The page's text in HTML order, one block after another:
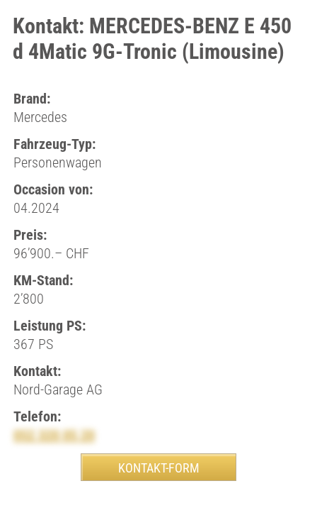
Kontakt: MERCEDES-BENZ E 450
d 4Matic 9G-Tronic (Limousine)
Brand:
Mercedes
Fahrzeug-Typ:
Personenwagen
Occasion von:
04.2024
Preis:
96’900.– CHF
KM-Stand:
2’800
Leistung PS:
367 PS
Kontakt:
Nord-Garage AG
Telefon:
052 320 05 20